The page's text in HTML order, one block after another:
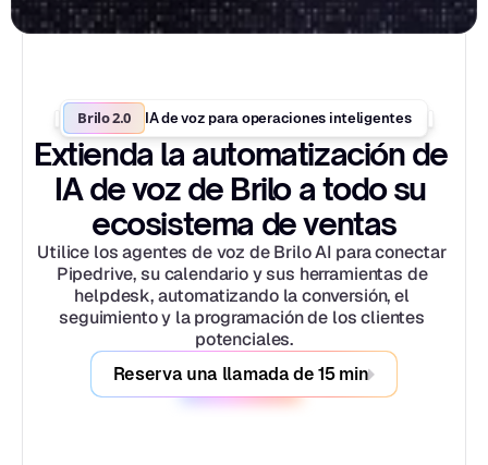
Brilo 2.0 IA de voz para operaciones inteligentes
Extienda la automatización de
IA de voz de Brilo a todo su
ecosistema de ventas
Utilice los agentes de voz de Brilo AI para conectar
Pipedrive, su calendario y sus herramientas de
helpdesk, automatizando la conversión, el
seguimiento y la programación de los clientes
potenciales.
Reserva una llamada de 15 min